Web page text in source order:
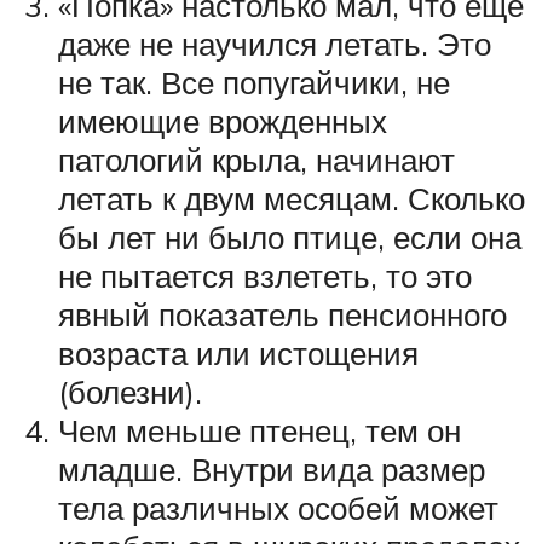
даже не научился летать. Это
не так. Все попугайчики, не
имеющие врожденных
патологий крыла, начинают
летать к двум месяцам. Сколько
бы лет ни было птице, если она
не пытается взлететь, то это
явный показатель пенсионного
возраста или истощения
(болезни).
Чем меньше птенец, тем он
младше. Внутри вида размер
тела различных особей может